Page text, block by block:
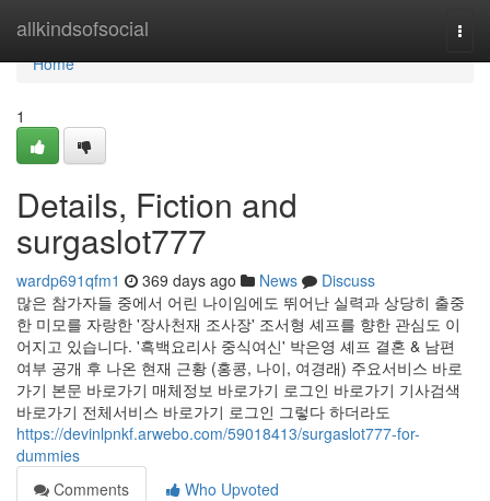
allkindsofsocial
Home
Home
1
Details, Fiction and
surgaslot777
wardp691qfm1 369 days ago News
Discuss
많은 참가자들 중에서 어린 나이임에도 뛰어난 실력과 상당히 출중
한 미모를 자랑한 '장사천재 조사장' 조서형 셰프를 향한 관심도 이
어지고 있습니다. '흑백요리사 중식여신' 박은영 셰프 결혼 & 남편
여부 공개 후 나온 현재 근황 (홍콩, 나이, 여경래) 주요서비스 바로
가기 본문 바로가기 매체정보 바로가기 로그인 바로가기 기사검색
바로가기 전체서비스 바로가기 로그인 그렇다 하더라도
https://devinlpnkf.arwebo.com/59018413/surgaslot777-for-
dummies
Comments
Who Upvoted